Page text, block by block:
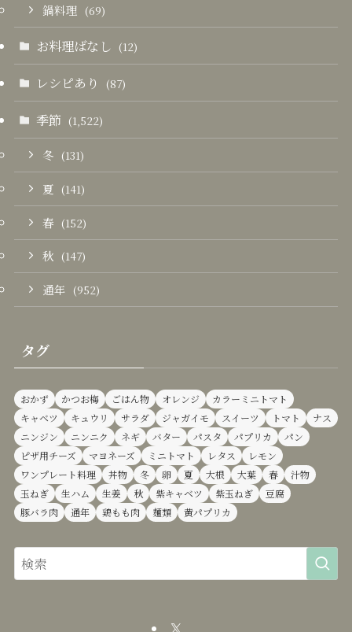
鍋料理 (69)
お料理ばなし (12)
レシピあり (87)
季節 (1,522)
冬 (131)
夏 (141)
春 (152)
秋 (147)
通年 (952)
タグ
おかず かつお梅 ごはん物 オレンジ
カラーミニトマト
キャベツ
キュウリ サラダ ジャガイモ スイーツ トマト
ナス
ニンジン
ニンニク ネギ バター パスタ パプリカ
パン
ピザ用チーズ
マヨネーズ ミニトマト レタス
レモン
ワンプレート料理
丼物 冬 卵 夏 大根 大葉 春
汁物
玉ねぎ
生ハム 生姜 秋 紫キャベツ 紫玉ねぎ
豆腐
豚バラ肉
通年 鶏もも肉 麺類 黄パプリカ